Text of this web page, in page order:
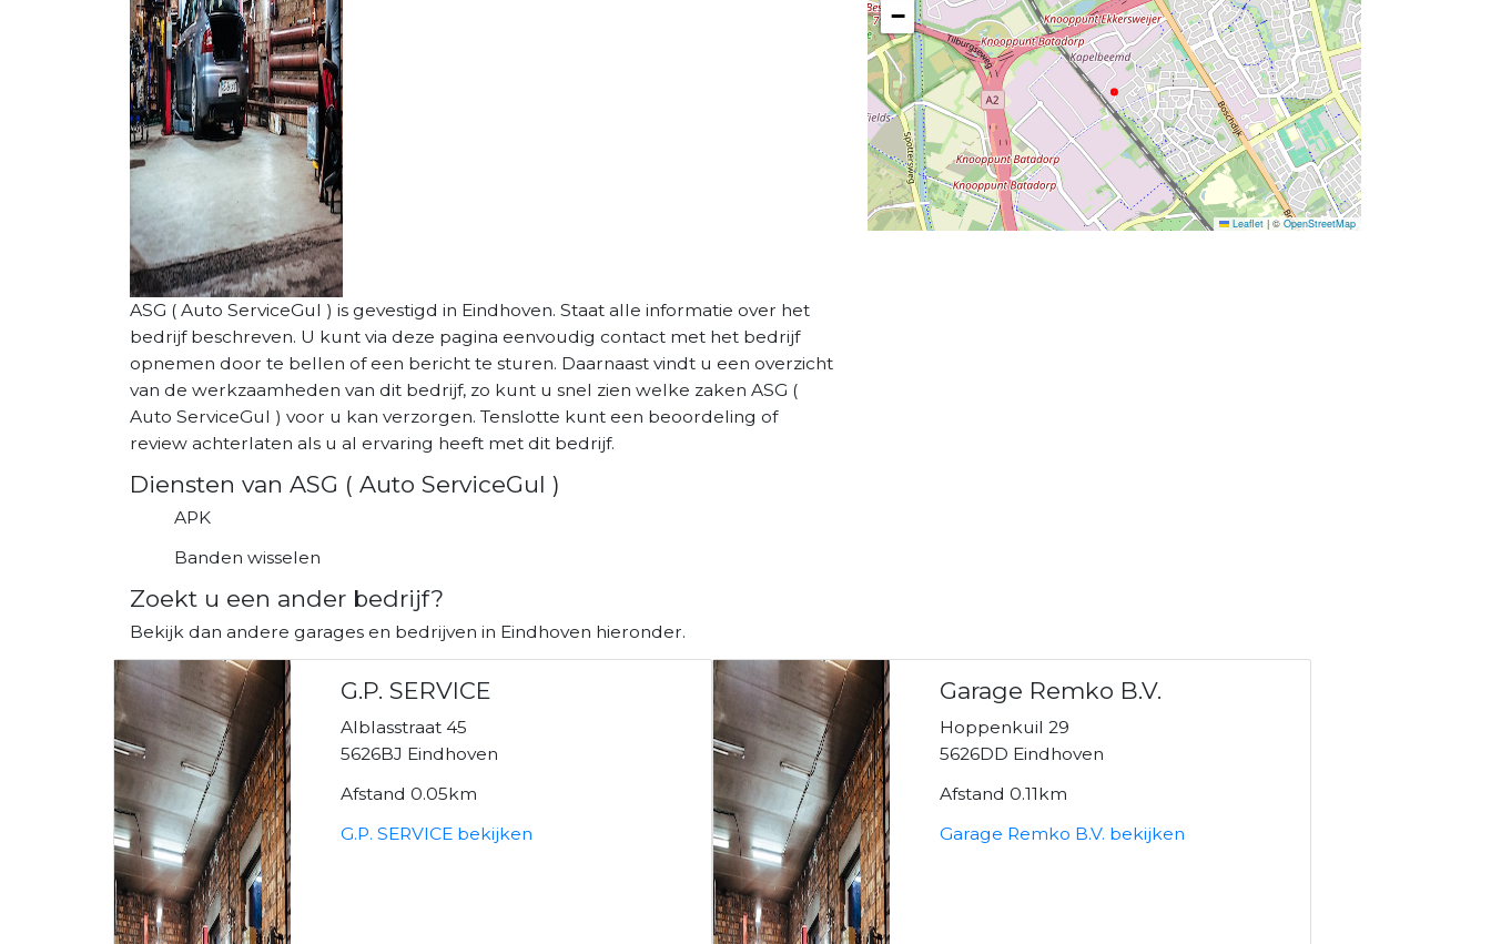
ASG ( Auto ServiceGul ) is gevestigd in Eindhoven. Staat alle informatie over het
bedrijf beschreven. U kunt via deze pagina eenvoudig contact met het bedrijf
opnemen door te bellen of een bericht te sturen. Daarnaast vindt u een overzicht
van de werkzaamheden van dit bedrijf, zo kunt u snel zien welke zaken ASG (
Auto ServiceGul ) voor u kan verzorgen. Tenslotte kunt een beoordeling of
review achterlaten als u al ervaring heeft met dit bedrijf.
Diensten van ASG ( Auto ServiceGul )
APK
Banden wisselen
−
Leaflet |© OpenStreetMap
Zoekt u een ander bedrijf?
Bekijk dan andere garages en bedrijven in Eindhoven hieronder.
G.P. SERVICE
Alblasstraat 45
5626BJ Eindhoven
Afstand 0.05km
G.P. SERVICE bekijken
Garage Remko B.V.
Hoppenkuil 29
5626DD Eindhoven
Afstand 0.11km
Garage Remko B.V. bekijken